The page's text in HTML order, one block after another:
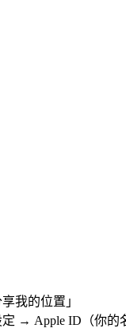
我的位置」
定 → Apple ID（你